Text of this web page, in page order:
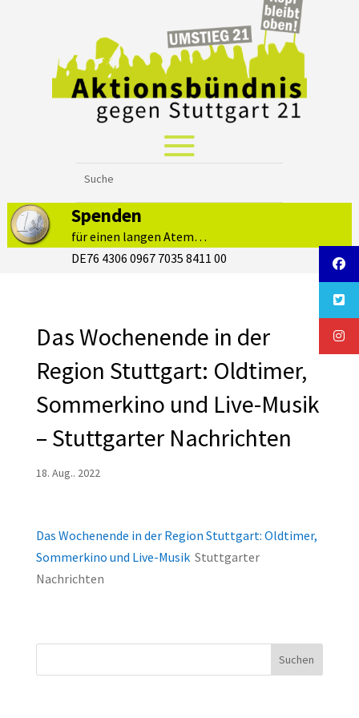
Spenden
für einen langen Atem…
DE76 4306 0967 7035 8411 00
Das Wochenende in der
Region Stuttgart: Oldtimer,
Sommerkino und Live-Musik
– Stuttgarter Nachrichten
18. Aug.. 2022
Das Wochenende in der Region Stuttgart: Oldtimer,
Sommerkino und Live-Musik Stuttgarter
Nachrichten
Suchen